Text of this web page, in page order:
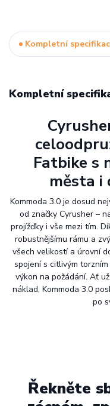
Kompletní
Kompletní
Fatbike s
města i
Kommoda 3.0 je dosud
od značky Cyrusher –
projížďky i vše mezi tím.
robustnějšímu rámu a
všech velikostí a úrovní
spojení s citlivým
výkon na požádání. Ať
náklad, Kommoda 3.0
po
Řekněte